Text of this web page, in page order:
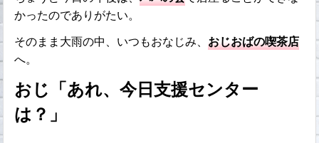
かったのでありがたい。
そのまま大雨の中、いつもおなじみ、おじおばの喫茶店
へ。
おじ「あれ、今日支援センター
は？」